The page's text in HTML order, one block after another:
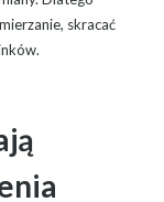
skracać